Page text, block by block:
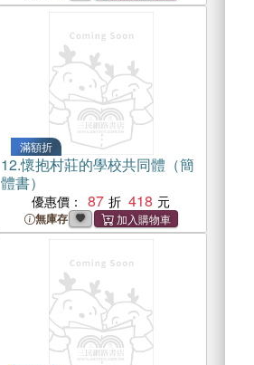
滿額折
12.懷抱村莊的學校共同體（簡
體書）
優惠價： 87 418
無庫存